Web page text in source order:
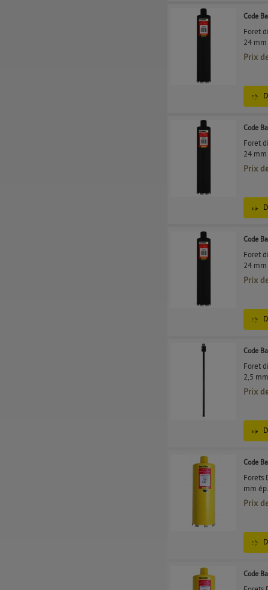
Code
Foret
24
Prix
Code
Foret
24
Prix
Code
Foret
24
Prix
Code
Foret
2,5
Prix
Code
Forets
mm
Prix
Code